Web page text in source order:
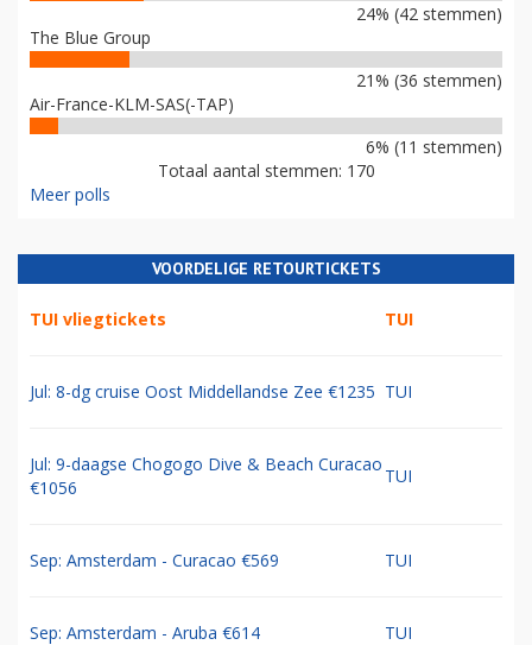
24% (42 stemmen)
The Blue Group
21% (36 stemmen)
Air-France-KLM-SAS(-TAP)
6% (11 stemmen)
Totaal aantal stemmen: 170
Meer polls
VOORDELIGE RETOURTICKETS
TUI vliegtickets TUI
Jul: 8-dg cruise Oost Middellandse Zee €1235 TUI
Jul: 9-daagse Chogogo Dive & Beach Curacao
€1056
TUI
Sep: Amsterdam - Curacao €569 TUI
Sep: Amsterdam - Aruba €614 TUI